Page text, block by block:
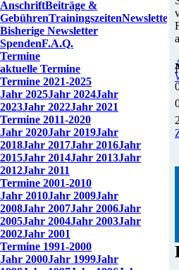
AnschriftBeiträge &
GebührenTrainingszeitenNewsletter
Bisherige Newsletter
SpendenF.A.Q.
Termine
aktuelle Termine
Termine 2021-2025
Jahr 2025Jahr 2024Jahr
2023Jahr 2022Jahr 2021
Termine 2011-2020
Jahr 2020Jahr 2019Jahr
2018Jahr 2017Jahr 2016Jahr
2015Jahr 2014Jahr 2013Jahr
2012Jahr 2011
Termine 2001-2010
Jahr 2010Jahr 2009Jahr
2008Jahr 2007Jahr 2006Jahr
2005Jahr 2004Jahr 2003Jahr
2002Jahr 2001
Termine 1991-2000
Jahr 2000Jahr 1999Jahr